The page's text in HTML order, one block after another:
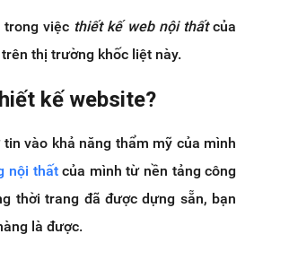
trong việc thiết kế web nội thấtcủa
thị trường khốc liệt này.
kế website?
vào khả năng thẩm mỹ của mình
nội thấtcủa mình từ nền tảng công
thời trang đã được dựng sẵn, bạn
là được.